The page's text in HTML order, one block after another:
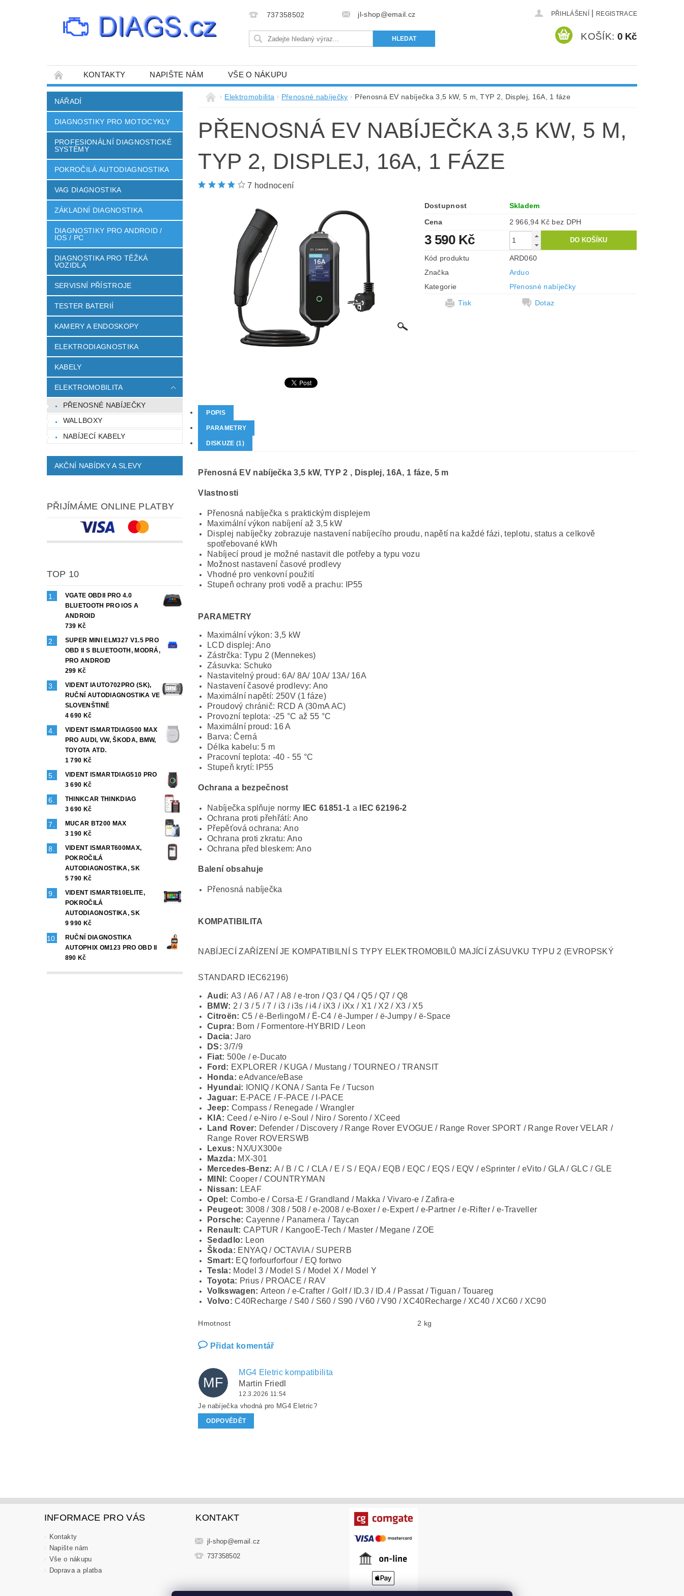
737358502 jl-shop@email.cz PŘIHLÁŠENÍ REGISTRACE
KOŠÍK: 0 Kč
KONTAKTY NAPIŠTE NÁM VŠE O NÁKUPU
NÁŘADÍ
DIAGNOSTIKY PRO MOTOCYKLY
PROFESIONÁLNÍ DIAGNOSTICKÉ
SYSTÉMY
POKROČILÁ AUTODIAGNOSTIKA
VAG DIAGNOSTIKA
ZÁKLADNÍ DIAGNOSTIKA
DIAGNOSTIKY PRO ANDROID /
IOS / PC
DIAGNOSTIKA PRO TĚŽKÁ
VOZIDLA
SERVISNÍ PŘÍSTROJE
TESTER BATERIÍ
KAMERY A ENDOSKOPY
ELEKTRODIAGNOSTIKA
KABELY
ELEKTROMOBILITA
PŘENOSNÉ NABÍJEČKY
WALLBOXY
NABÍJECÍ KABELY
AKČNÍ NABÍDKY A SLEVY
PŘIJÍMÁME ONLINE PLATBY
TOP 10
VGATE OBDII PRO 4.0
BLUETOOTH PRO IOS A
ANDROID
739 Kč
SUPER MINI ELM327 V1.5 PRO
OBD II S BLUETOOTH, MODRÁ,
PRO ANDROID
299 Kč
VIDENT IAUTO702PRO (SK),
RUČNÍ AUTODIAGNOSTIKA VE
SLOVENŠTINĚ
4 690 Kč
VIDENT ISMARTDIAG500 MAX
PRO AUDI, VW, ŠKODA, BMW,
TOYOTA ATD.
1 790 Kč
VIDENT ISMARTDIAG510 PRO
3 690 Kč
THINKCAR THINKDIAG
3 690 Kč
MUCAR BT200 MAX
3 190 Kč
VIDENT ISMART600MAX,
POKROČILÁ
AUTODIAGNOSTIKA, SK
5 790 Kč
VIDENT ISMART810ELITE,
POKROČILÁ
AUTODIAGNOSTIKA, SK
9 990 Kč
RUČNÍ DIAGNOSTIKA
AUTOPHIX OM123 PRO OBD II
890 Kč
Elektromobilita Přenosné nabíječky Přenosná EV nabíječka 3,5 kW, 5 m, TYP 2, Displej, 16A, 1 fáze
PŘENOSNÁ EV NABÍJEČKA 3,5 KW, 5 M,
TYP 2, DISPLEJ, 16A, 1 FÁZE
7 hodnocení
Dostupnost
Skladem
Cena
2 966,94 Kč bez DPH
3 590 Kč
Kód produktu
ARD060
Značka
Arduo
Kategorie
Přenosné nabíječky
Tisk
Dotaz
POPIS
PARAMETRY
DISKUZE (1)
Přenosná EV nabíječka 3,5 kW, TYP 2 , Displej, 16A, 1 fáze, 5 m
Vlastnosti
Přenosná nabíječka s praktickým displejem
Maximální výkon nabíjení až 3,5 kW
Displej nabíječky zobrazuje nastavení nabíjecího proudu, napětí na každé fázi, teplotu, status a celkově
spotřebované kWh
Nabíjecí proud je možné nastavit dle potřeby a typu vozu
Možnost nastavení časové prodlevy
Vhodné pro venkovní použití
Stupeň ochrany proti vodě a prachu: IP55
PARAMETRY
Maximální výkon: 3,5 kW
LCD displej: Ano
Zástrčka: Typu 2 (Mennekes)
Zásuvka: Schuko
Nastavitelný proud: 6A/ 8A/ 10A/ 13A/ 16A
Nastavení časové prodlevy: Ano
Maximální napětí: 250V (1 fáze)
Proudový chránič: RCD A (30mA AC)
Provozní teplota: -25 °C až 55 °C
Maximální proud: 16 A
Barva: Černá
Délka kabelu: 5 m
Pracovní teplota: -40 - 55 °C
Stupeň krytí: IP55
Ochrana a bezpečnost
Nabíječka splňuje normy IEC 61851-1 a
IEC 62196-2
Ochrana proti přehřátí: Ano
Přepěťová ochrana: Ano
Ochrana proti zkratu: Ano
Ochrana před bleskem: Ano
Balení obsahuje
Přenosná nabíječka
KOMPATIBILITA
NABÍJECÍ ZAŘÍZENÍ JE KOMPATIBILNÍ S TYPY ELEKTROMOBILŮ MAJÍCÍ ZÁSUVKU TYPU 2 (EVROPSKÝ
STANDARD IEC62196)
Audi: A3 / A6 / A7 / A8 / e-tron / Q3 / Q4 / Q5 / Q7 / Q8
BMW: 2 / 3 / 5 / 7 / i3 / i3s / i4 / iX3 / iXx / X1 / X2 / X3 / X5
Citroën: C5 / ë-BerlingoM / Ë-C4 / ë-Jumper / ë-Jumpy / ë-Space
Cupra: Born / Formentore-HYBRID / Leon
Dacia: Jaro
DS: 3/7/9
Fiat: 500e / e-Ducato
Ford: EXPLORER / KUGA / Mustang / TOURNEO / TRANSIT
Honda: eAdvance/eBase
Hyundai: IONIQ / KONA / Santa Fe / Tucson
Jaguar: E-PACE / F-PACE / I-PACE
Jeep: Compass / Renegade / Wrangler
KIA: Ceed / e-Niro / e-Soul / Niro / Sorento / XCeed
Land Rover: Defender / Discovery / Range Rover EVOGUE / Range Rover SPORT / Range Rover VELAR /
Range Rover ROVERSWB
Lexus: NX/UX300e
Mazda: MX-301
Mercedes-Benz: A / B / C / CLA / E / S / EQA / EQB / EQC / EQS / EQV / eSprinter / eVito / GLA / GLC / GLE
MINI: Cooper / COUNTRYMAN
Nissan: LEAF
Opel: Combo-e / Corsa-E / Grandland / Makka / Vivaro-e / Zafira-e
Peugeot: 3008 / 308 / 508 / e-2008 / e-Boxer / e-Expert / e-Partner / e-Rifter / e-Traveller
Porsche: Cayenne / Panamera / Taycan
Renault: CAPTUR / KangooE-Tech / Master / Megane / ZOE
Sedadlo: Leon
Škoda: ENYAQ / OCTAVIA / SUPERB
Smart: EQ forfourforfour / EQ fortwo
Tesla: Model 3 / Model S / Model X / Model Y
Toyota: Prius / PROACE / RAV
Volkswagen: Arteon / e-Crafter / Golf / ID.3 / ID.4 / Passat / Tiguan / Touareg
Volvo: C40Recharge / S40 / S60 / S90 / V60 / V90 / XC40Recharge / XC40 / XC60 / XC90
Hmotnost 2 kg
Přidat komentář
MF
MG4 Eletric kompatibilita
Martin Friedl
12.3.2026 11:54
Je nabíječka vhodná pro MG4 Eletric?
ODPOVĚDĚT
INFORMACE PRO VÁS
Kontakty
Napište nám
Vše o nákupu
Doprava a platba
KONTAKT
jl-shop@email.cz
737358502